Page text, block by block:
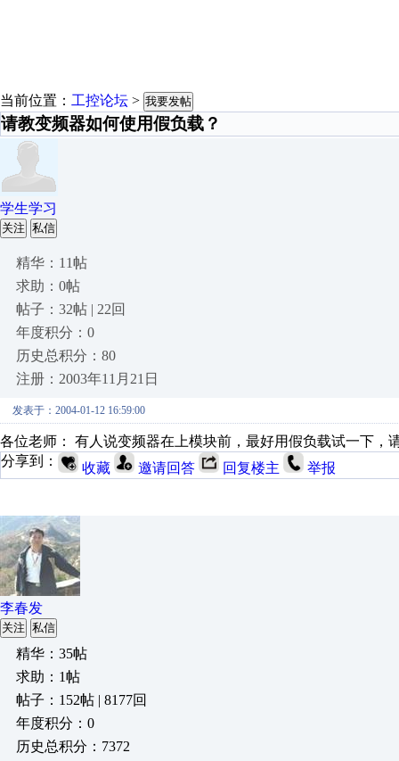
当前位置： 工控论坛 > 我要发帖
请教变频器如何使用假负载？
学生学习
关注 私信
精华：11帖
求助：0帖
帖子：32帖 | 22回
年度积分：0
历史总积分：80
注册：2003年11月21日
发表于：2004-01-12 16:59:00
各位老师： 有人说变频器在上模块前，最好用假负载试一下，
分享到：
收藏 邀请回答 回复楼主 举报
李春发
关注 私信
精华：35帖
求助：1帖
帖子：152帖 | 8177回
年度积分：0
历史总积分：7372